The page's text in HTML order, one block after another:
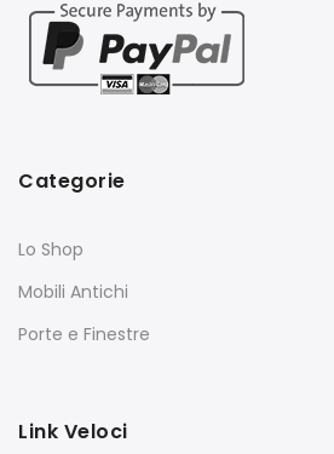
Categorie
Lo Shop
Mobili Antichi
Porte e Finestre
Link Veloci